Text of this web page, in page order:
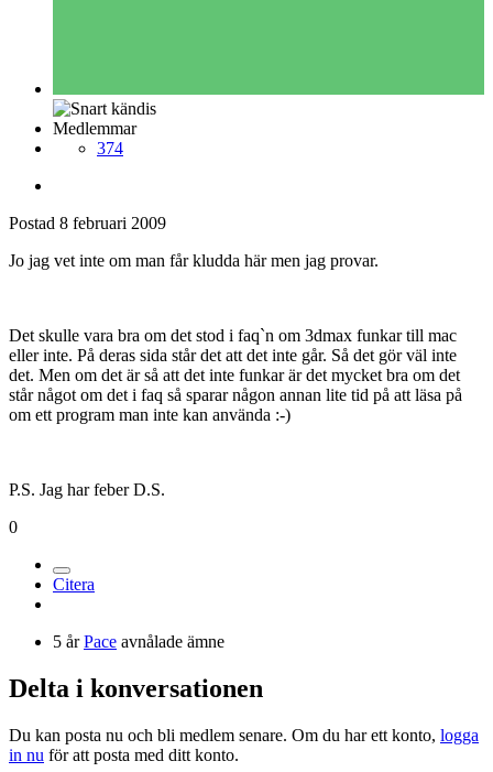
Medlemmar
374
Postad 8 februari 2009
Jo jag vet inte om man får kludda här men jag provar.
Det skulle vara bra om det stod i faq`n om 3dmax funkar till mac
eller inte. På deras sida står det att det inte går. Så det gör väl inte
det. Men om det är så att det inte funkar är det mycket bra om det
står något om det i faq så sparar någon annan lite tid på att läsa på
om ett program man inte kan använda :-)
P.S. Jag har feber D.S.
0
Citera
5 år Pace avnålade ämne
Delta i konversationen
Du kan posta nu och bli medlem senare. Om du har ett konto, logga
in nu för att posta med ditt konto.